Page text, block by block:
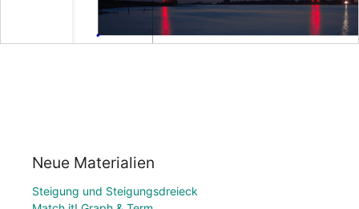
Neue Materialien
Steigung und Steigungsdreieck